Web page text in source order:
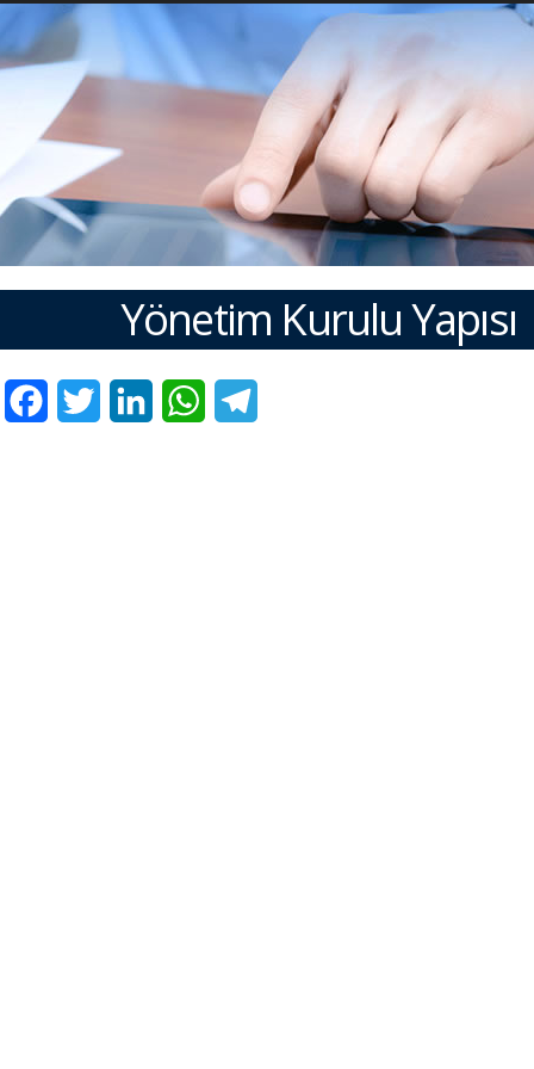
Yönetim Kurulu Yapısı
FacebookTwitter LinkedInWhatsApp